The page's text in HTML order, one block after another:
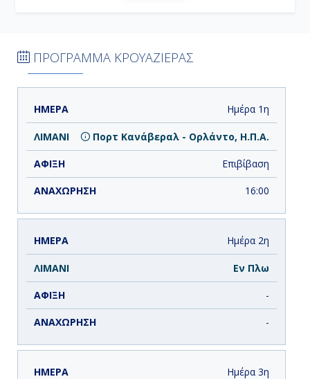
ΠΡΟΓΡΑΜΜΑ ΚΡΟΥΑΖΙΕΡΑΣ
ΗΜΕΡΑ ΑΝΑΧΩΡΗΣΗ
Ημέρα 1η
Πορτ Κανάβεραλ - Ορλάντο, Η.Π.Α.
Επιβίβαση
16:00
Ημέρα 2η
Εν Πλω
-
-
Ημέρα 3η